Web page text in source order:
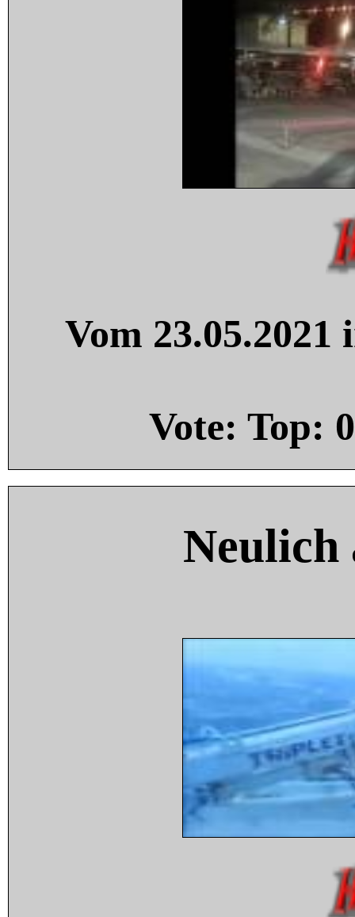
Vom
Vote: Top: 0
Neulich